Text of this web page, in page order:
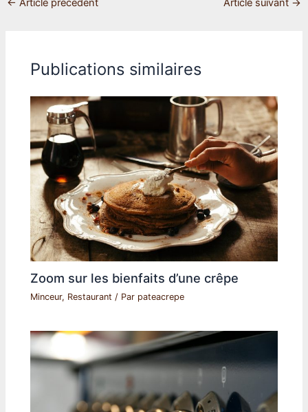
← Article précédent Article suivant →
Publications similaires
Zoom sur les bienfaits d’une crêpe
Minceur, Restaurant / Par pateacrepe